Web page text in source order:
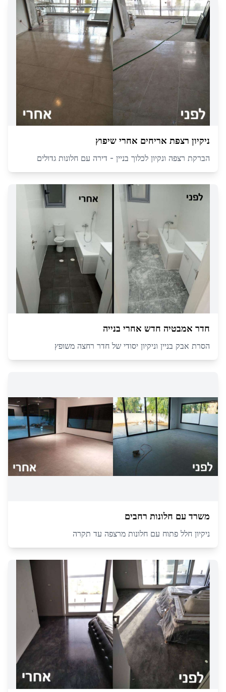
ניקיון רצפת אריחים אחרי שיפוץ
הברקת רצפה ונקיון לכלוך בניין - דירה עם חלונות גדולים
חדר אמבטיה חדש אחרי בנייה
הסרת אבק בניין וניקיון יסודי של חדר רחצה משופץ
משרד עם חלונות רחבים
ניקיון חלל פתוח עם חלונות מרצפה עד תקרה